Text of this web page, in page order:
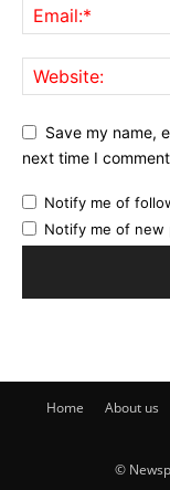
Save my name,
next time I
Notify me of
Notify me of new
Home About us
©